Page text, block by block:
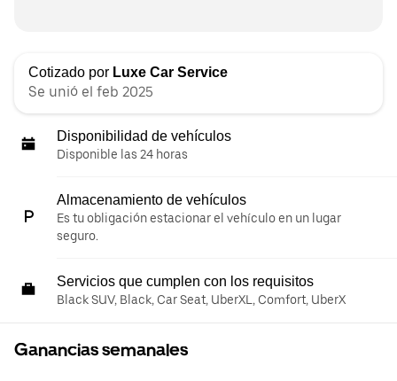
Cotizado por Luxe Car Service
Se unió el feb 2025
Disponibilidad de vehículos
Disponible las 24 horas
Almacenamiento de vehículos
Es tu obligación estacionar el vehículo en un lugar
seguro.
Servicios que cumplen con los requisitos
Black SUV, Black, Car Seat, UberXL, Comfort, UberX
Ganancias semanales